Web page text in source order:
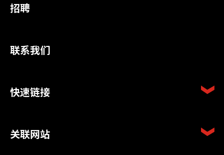
招聘
联系我们
快速链接
关联网站